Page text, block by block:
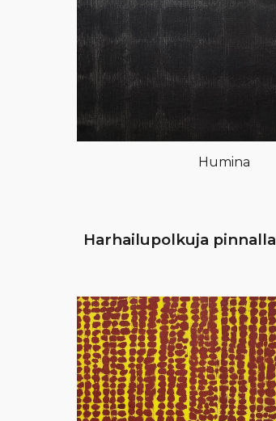
Humina
Harhailupolkuja pinnalla